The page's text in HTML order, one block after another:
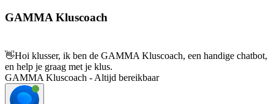
GAMMA Kluscoach
👋Hoi klusser, ik ben de GAMMA Kluscoach, een handige chatbot,
en help je graag met je klus.
GAMMA Kluscoach - Altijd bereikbaar